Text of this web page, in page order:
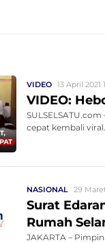
VIDEO 13 April 2021
VIDEO:
cepat kembali
NASIONAL 29
Surat
Rumah
JAKARTA –